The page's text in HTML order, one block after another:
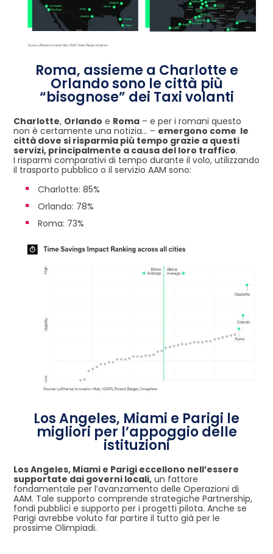
Roma, assieme a Charlotte e
Orlando sono le città più
“bisognose” dei Taxi volanti
Charlotte, Orlando e Roma – e per i romani questo
non è certamente una notizia… – emergono come le
città dove si risparmia più tempo grazie a questi
servizi, principalmente a causa del loro traffico.
I risparmi comparativi di ​​tempo durante il volo, utilizzando
il trasporto pubblico o il servizio AAM sono:
Charlotte: 85%
Orlando: 78%
Roma: 73%
Los Angeles, Miami e Parigi le
migliori per l’appoggio delle
istituzioni
Los Angeles, Miami e Parigi eccellono nell’essere
supportate dai governi locali, un fattore
fondamentale per l’avanzamento delle Operazioni di
AAM. Tale supporto comprende strategiche Partnership,
fondi pubblici e supporto per i progetti pilota. Anche se
Parigi avrebbe voluto far partire il tutto già per le
prossime Olimpiadi.